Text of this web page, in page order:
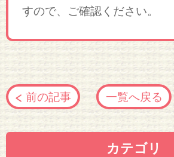
すので、ご確認ください。
前の記事 一覧へ戻る
カテゴリ